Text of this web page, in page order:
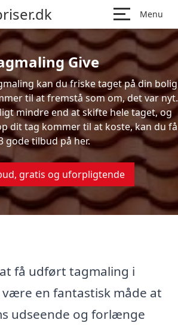
Menu
Give
kan du friske taget på din bolig
til at fremstå som om, det var nyt.
mindre end at skifte hele taget, og
dit tag kommer til at koste, kan du få
gode tilbud på her.
gratis og uforpligtende
få udført tagmaling i
være en fantastisk måde at
udseende og forlænge